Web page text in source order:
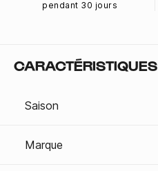
pendant 30 jours
CARACTÉRISTIQUES
Saison
Marque